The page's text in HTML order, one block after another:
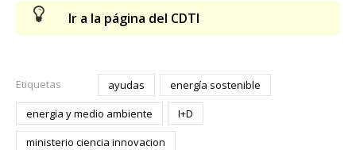
Ir a la página del CDTI
Etiquetas ayudas
energía sostenible
energia y medio ambiente
I+D
ministerio ciencia innovacion